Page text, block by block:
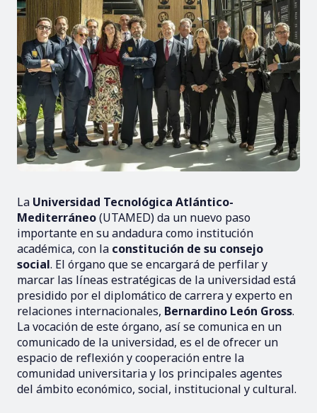
La Universidad Tecnológica Atlántico-
Mediterráneo(UTAMED) da un nuevo paso
importante en su andadura como institución
académica, con la constitución de su consejo
social. El órgano que se encargará de perfilar y
marcar las líneas estratégicas de la universidad está
presidido por el diplomático de carrera y experto en
relaciones internacionales, Bernardino León Gross.
La vocación de este órgano, así se comunica en un
comunicado de la universidad, es el de ofrecer un
espacio de reflexión y cooperación entre la
comunidad universitaria y los principales agentes
del ámbito económico, social, institucional y cultural.